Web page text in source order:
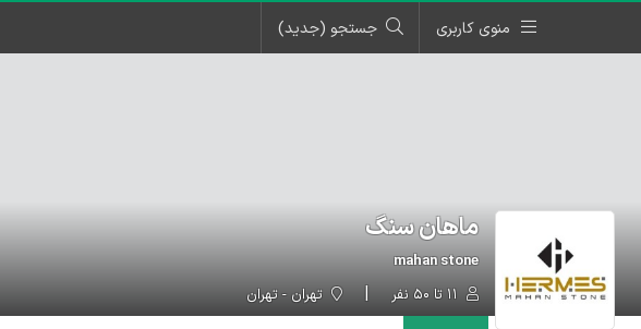
منوی کاربری جستجو (جدید)
ماهان سنگ
mahan stone
تهران - تهران